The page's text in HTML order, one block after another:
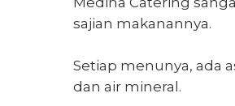
sajian makanannya.
Setiap menunya, ada
dan air mineral.